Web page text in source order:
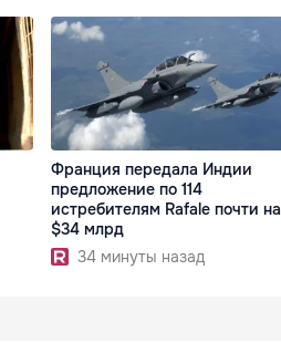
Франция передала Индии
предложение по 114
истребителям Rafale почти на
$34 млрд
34 минуты назад